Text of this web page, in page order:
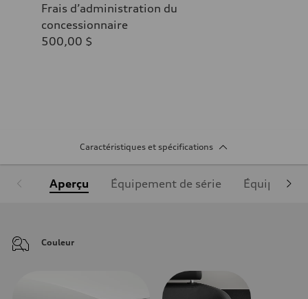
Frais d’administration du
concessionnaire
500,00 $
Caractéristiques et spécifications
Aperçu Équipement de série
Couleur